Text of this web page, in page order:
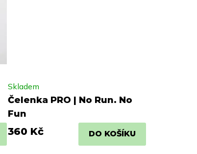
Čelenka PRO | No Run. No
Fun
Skladem
360 Kč DO KOŠÍKU